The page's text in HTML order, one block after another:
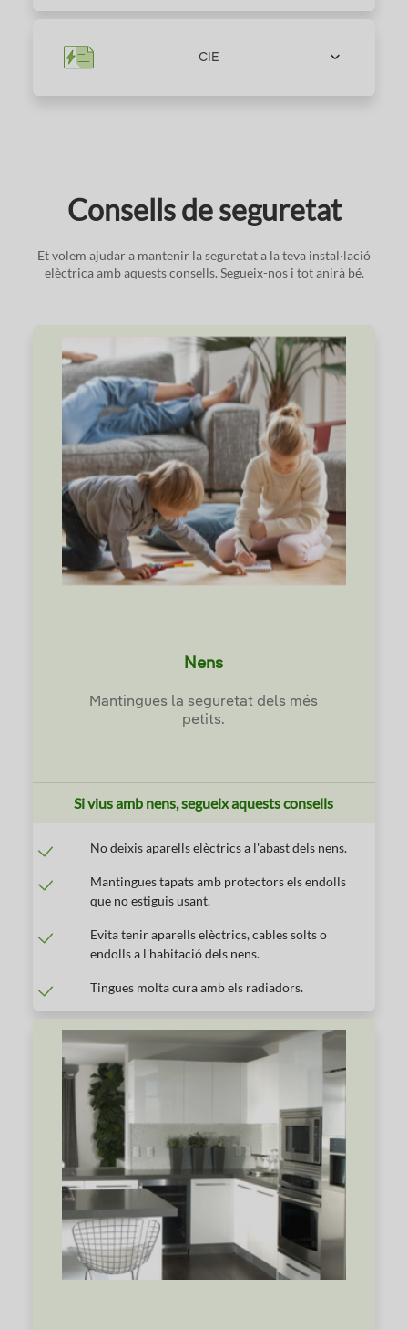
CIE
Consells de seguretat
Et volem ajudar a mantenir la seguretat a la teva instal·lació
elèctrica amb aquests consells. Segueix-nos i tot anirà bé.
Nens
Mantingues la seguretat dels més
petits.
Si vius amb nens, segueix aquests consells
No deixis aparells elèctrics a l'abast dels nens.
Mantingues tapats amb protectors els endolls
que no estiguis usant.
Evita tenir aparells elèctrics, cables solts o
endolls a l'habitació dels nens.
Tingues molta cura amb els radiadors.